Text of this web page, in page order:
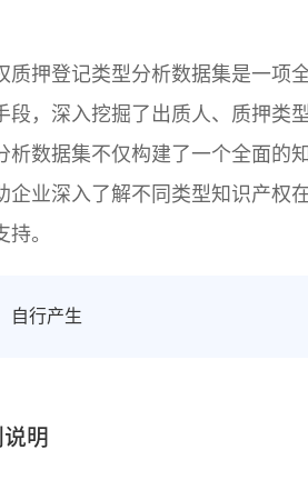
质押登记类型分析数据集是一项
段，深入挖掘了出质人、质押类
析数据集不仅构建了一个全面的
企业深入了解不同类型知识产权
。
自行产生
明